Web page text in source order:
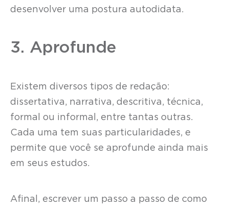
desenvolver uma postura autodidata.
3. Aprofunde
Existem diversos tipos de redação:
dissertativa, narrativa, descritiva, técnica,
formal ou informal, entre tantas outras.
Cada uma tem suas particularidades, e
permite que você se aprofunde ainda mais
em seus estudos.
Afinal, escrever um passo a passo de como